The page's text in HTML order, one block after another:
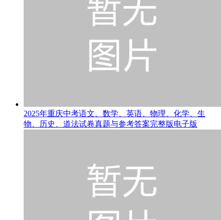
2025年重庆中考语文、数学、英语、物理、化学、生
物、历史、道法试卷真题与参考答案完整版电子版